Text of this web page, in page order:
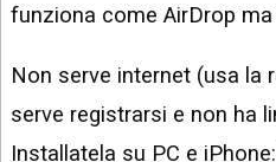
funziona come AirDrop ma
Non serve internet (usa la
serve registrarsi e non ha
Installatela su PC e